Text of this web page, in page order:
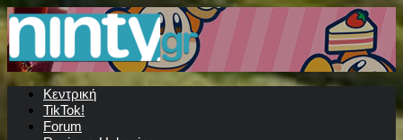
Κεντρική
TikTok!
Forum